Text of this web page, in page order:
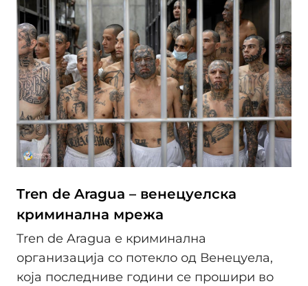
Tren de Aragua – венецуелска
криминална мрежа
Tren de Aragua е криминална
организација со потекло од Венецуела,
која последниве години се прошири во